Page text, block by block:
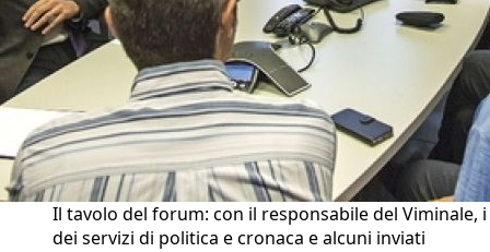
Il tavolo del forum: con il responsabile del Viminale,
dei servizi di politica e cronaca e alcuni inviati